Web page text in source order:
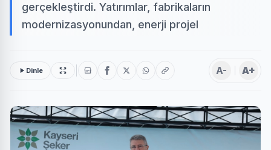
gerçekleştirdi. Yatırımlar, fabrikaların
modernizasyonundan, enerji projel
Dinle A- A+